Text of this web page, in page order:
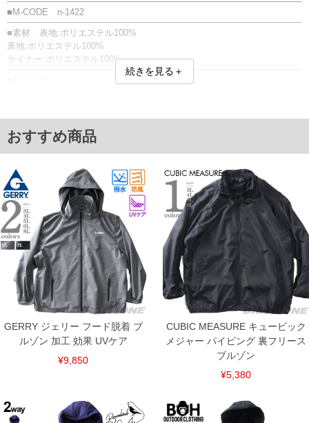
■M-CODE n-1422
■素材 表地:ポリエステル100%
裏地:ポリエステル100%
ライナー:ポリエステル100%
ト仕様。インナーのフリースを取り外す事で3通りの着こなしが可能で
す。
■サイズ表
サイズ/肩幅/袖丈/胸囲/着丈
2L/51/65/126/78
3L/53/66/134/80
4L/55/67/142/82
5L/57/68/150/84
6L/59/69/158/86
8L/63/71/174/94
[ライナー]
サイズ/肩幅/袖丈/胸囲/着丈
2L/50/65/118/70
3L/52/66/126/72
4L/54/67/134/74
5L/56/68/142/76
8L/62/71/166/82
返品交換希望の方は、商品到着後1週間以内にご連絡ください。
下着(肌着)やワイシャツは商品の性質上、返品交換不可とさせて頂いております。予め
続きを見る＋
おすすめ商品
GERRY ジェリー フード脱着 ブ
ルゾン 加工 効果 UVケア
¥9,850
CUBIC MEASURE キュービック
メジャー パイピング 裏フリース
ブルゾン
¥5,380